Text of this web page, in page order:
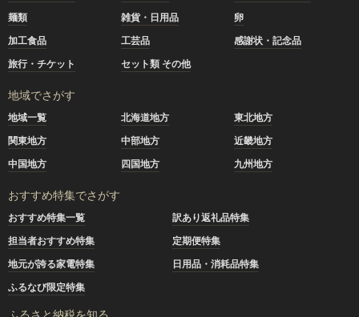
麺類
雑貨・日用品
卵
加工食品
工芸品
感謝状・記念品
旅行・チケット
セット類 その他
地域でさがす
地域一覧 北海道地方
東北地方
関東地方
中部地方
近畿地方
中国地方
四国地方 九州地方
おすすめ特集でさがす
おすすめ特集一覧
訳あり返礼品特集
担当者おすすめ特集
定期便特集
地元が誇る家電特集
日用品・消耗品特集
ふるなび限定特集
ふるさと納税を知る